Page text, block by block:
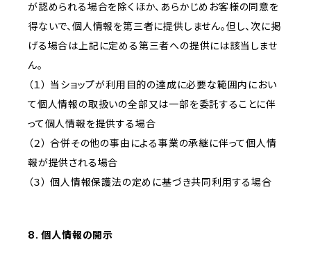
が認められる場合を除くほか、あらかじめお客様の同意を
得ないで、個人情報を第三者に提供しません。但し、次に掲
げる場合は上記に定める第三者への提供には該当しませ
ん。
（１） 当ショップが利用目的の達成に必要な範囲内におい
て個人情報の取扱いの全部又は一部を委託することに伴
って個人情報を提供する場合
（２） 合併その他の事由による事業の承継に伴って個人情
報が提供される場合
（３） 個人情報保護法の定めに基づき共同利用する場合
8. 個人情報の開示